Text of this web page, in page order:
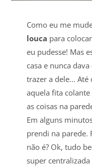
Como eu me
louca para
eu pudesse! Mas
casa e nunca
trazer a dele...
aquela fita
as coisas na
Em alguns
prendi na parede.
não é? Ok, tudo
super